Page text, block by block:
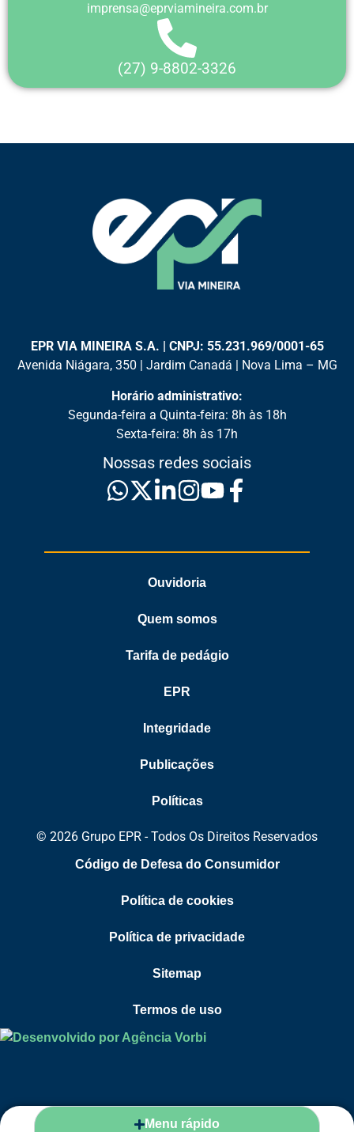
imprensa@eprviamineira.com.br
(27) 9-8802-3326
EPR VIA MINEIRA S.A. | CNPJ: 55.231.969/0001-65
Avenida Niágara, 350 | Jardim Canadá | Nova Lima – MG
Horário administrativo:
Segunda-feira a Quinta-feira: 8h às 18h
Sexta-feira: 8h às 17h
Nossas redes sociais
Ouvidoria
Quem somos
Tarifa de pedágio
EPR
Integridade
Publicações
Políticas
© 2026 Grupo EPR - Todos Os Direitos Reservados
Código de Defesa do Consumidor
Política de cookies
Política de privacidade
Sitemap
Termos de uso
Menu rápido